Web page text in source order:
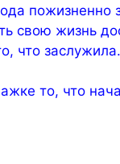
пожизненно
свою жизнь
что
то, что